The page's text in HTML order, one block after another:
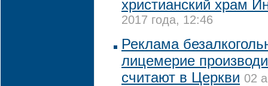
христианский храм
2017 года, 12:46
Реклама
лицемерие
считают в Церкви 02